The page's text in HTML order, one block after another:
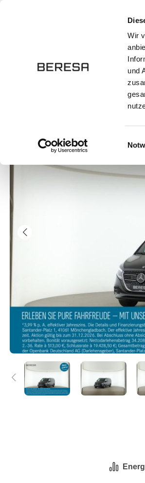
Wir
und